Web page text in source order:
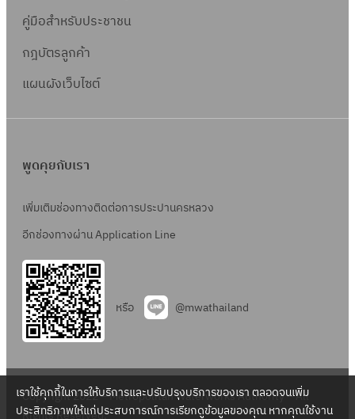
คู่มือสำหรับประชาชน
กฎบัตรลูกค้า
แผนผังเว็บไซต์
พูดคุยกับเรา
เพิ่มเติมช่องทางติดต่อการประปานครหลวง
อีกช่องทางผ่าน Application Line
หรือ @mwathailand
Copyright 2022 – Metropolitan Waterworks Authority – All
เราใช้คุกกี้ในการให้บริการและปรับปรุงบริการของเรา ตลอดจนเพิ่ม
ประสิทธิภาพให้แก่ประสบการณ์การเรียกดูข้อมูลของคุณ หากคุณใช้งาน